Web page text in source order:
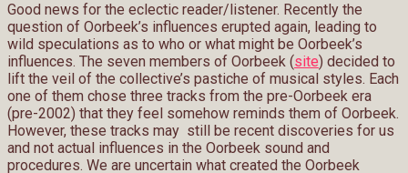
Good news for the eclectic reader/listener. Recently the
question of Oorbeek’s influences erupted again, leading to
wild speculations as to who or what might be Oorbeek’s
influences. The seven members of Oorbeek (site) decided to
lift the veil of the collective’s pastiche of musical styles. Each
one of them chose three tracks from the pre-Oorbeek era
(pre-2002) that they feel somehow reminds them of Oorbeek.
However, these tracks may still be recent discoveries for us
and not actual influences in the Oorbeek sound and
procedures. We are uncertain what created the Oorbeek